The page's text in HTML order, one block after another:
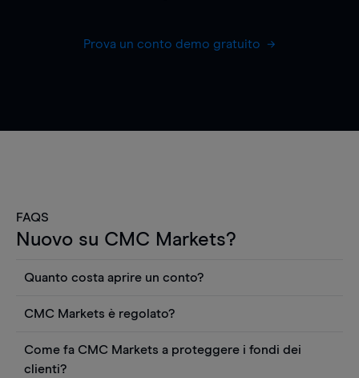
Prova un conto demo gratuito
FAQS
Nuovo su CMC Markets?
Quanto costa aprire un conto?
Puoi anche visualizzare gratuitamente i prezzi e
utilizzare strumenti come grafici, notizie Reuters
o rapporti quantitativi sui titoli azionari di
CMC Markets è regolato?
regolamentato dall'Autorità federale tedesca di
Come fa CMC Markets a proteggere i fondi dei
clienti?